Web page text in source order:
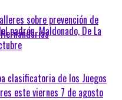
padrón. Maldonado, De La
sobre prevención de
clasificatoria de los Juegos
este viernes 7 de agosto